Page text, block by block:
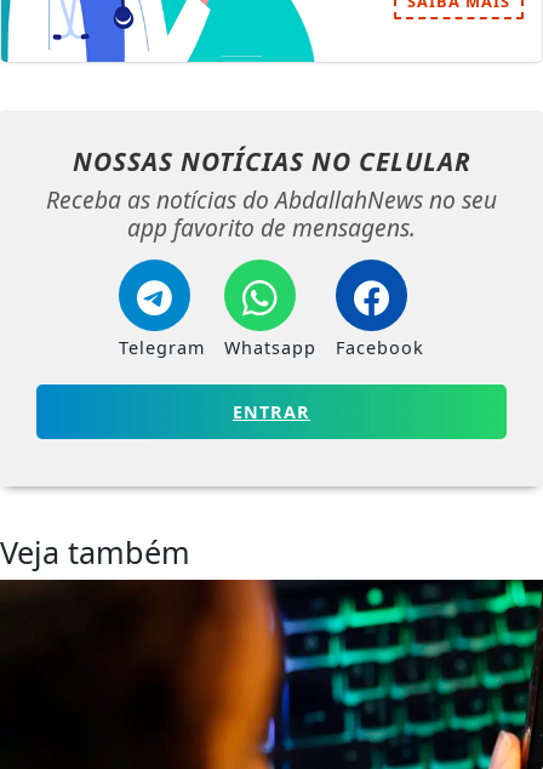
NOSSAS NOTÍCIAS NO CELULAR
Receba as notícias do AbdallahNews no seu
app favorito de mensagens.
Telegram Whatsapp Facebook
ENTRAR
Veja também